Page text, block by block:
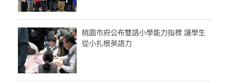
桃園市府公布雙語小學能力指標 讓學生
從小扎根英語力